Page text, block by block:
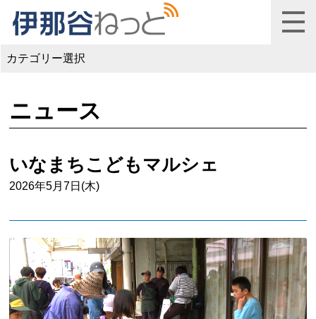
カテゴリー選択
ニュース
いなまちこどもマルシェ
2026年5月7日(木)